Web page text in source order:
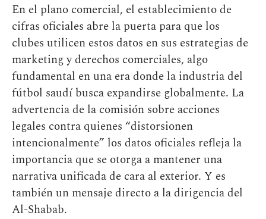
En el plano comercial, el establecimiento de
cifras oficiales abre la puerta para que los
clubes utilicen estos datos en sus estrategias de
marketing y derechos comerciales, algo
fundamental en una era donde la industria del
fútbol saudí busca expandirse globalmente. La
advertencia de la comisión sobre acciones
legales contra quienes “distorsionen
intencionalmente” los datos oficiales refleja la
importancia que se otorga a mantener una
narrativa unificada de cara al exterior. Y es
también un mensaje directo a la dirigencia del
Al-Shabab.